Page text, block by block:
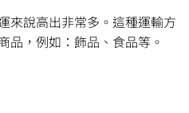
來說高出非常多。這種運輸方
品，例如：飾品、食品等。